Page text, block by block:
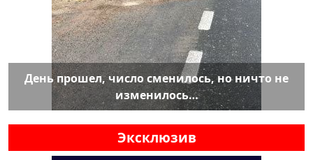
День прошел, число сменилось, но ничто не
изменилось…
Эксклюзив